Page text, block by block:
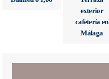
exterior
cafetería en
Málaga